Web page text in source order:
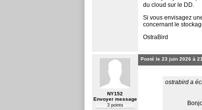
du cloud sur le DD.
Si vous envisagez
concernant le
OstraBird
NY152
Envoyer message
3 points
Posté le 23 juin 2026 à
ostrabird a